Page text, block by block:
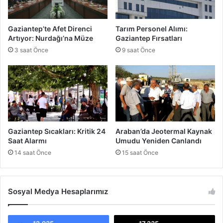
u
ş
a
:
R
e
k
t
ö
r
l
e
r
G
z
a
Gaziantep’te Afet Direnci
Artıyor: Nurdağı’na Müze
3 saat Önce
Tarım Personel Alımı:
Gaziantep Fırsatları
9 saat Önce
Gaziantep Sıcakları: Kritik 24
Saat Alarmı
14 saat Önce
Araban’da Jeotermal Kaynak
Umudu Yeniden Canlandı
15 saat Önce
Sosyal Medya Hesaplarımız